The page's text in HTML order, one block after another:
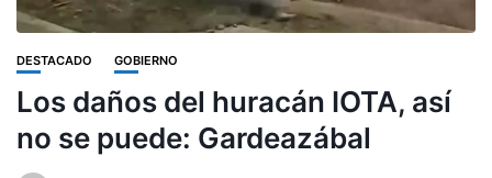
DESTACADO GOBIERNO
Los daños del huracán IOTA, así
no se puede: Gardeazábal